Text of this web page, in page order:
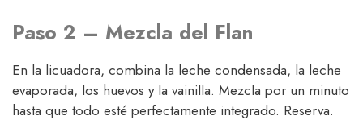
Paso 2 – Mezcla del Flan
En la licuadora, combina la leche condensada, la leche
evaporada, los huevos y la vainilla. Mezcla por un minuto
hasta que todo esté perfectamente integrado. Reserva.